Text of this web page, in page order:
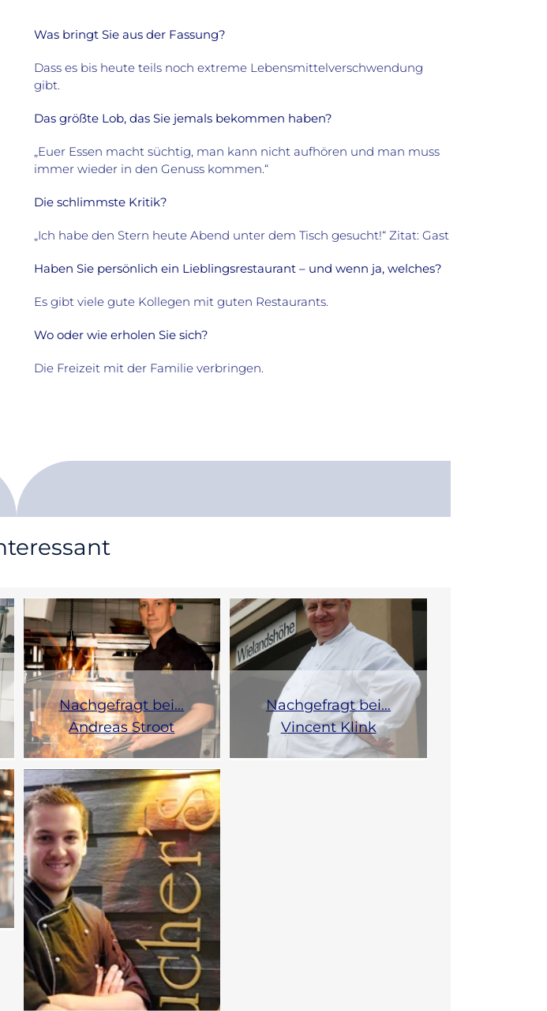
Was bringt Sie aus der Fassung?
Dass es bis heute teils noch extreme Lebensmittelverschwendung
gibt.
Das größte Lob, das Sie jemals bekommen haben?
„Euer Essen macht süchtig, man kann nicht aufhören und man muss
immer wieder in den Genuss kommen.“
Die schlimmste Kritik?
„Ich habe den Stern heute Abend unter dem Tisch gesucht!“ Zitat: Gast
Haben Sie persönlich ein Lieblingsrestaurant – und wenn ja, welches?
Es gibt viele gute Kollegen mit guten Restaurants.
Wo oder wie erholen Sie sich?
Die Freizeit mit der Familie verbringen.
Nachgefragt bei…
Andreas Stroot
Nachgefragt bei…
Vincent Klink